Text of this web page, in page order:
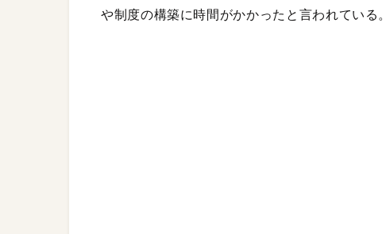
や制度の構築に時間がかかったと言われている。